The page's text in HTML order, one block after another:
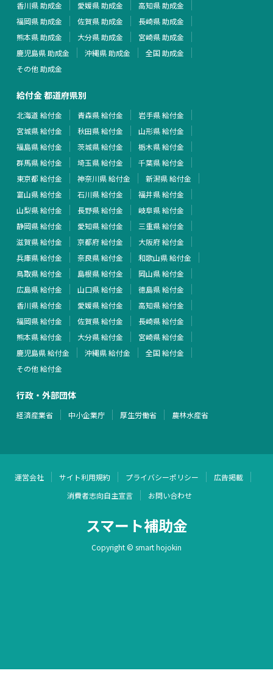
香川県 助成金
愛媛県 助成金
高知県 助成金
福岡県 助成金
佐賀県 助成金
長崎県 助成金
熊本県 助成金
大分県 助成金
宮崎県 助成金
鹿児島県 助成金
沖縄県 助成金
全国 助成金
その他 助成金
給付金 都道府県別
北海道 給付金 青森県 給付金
岩手県 給付金
宮城県 給付金
秋田県 給付金
山形県 給付金
福島県 給付金
茨城県 給付金
栃木県 給付金
群馬県 給付金
埼玉県 給付金
千葉県 給付金
東京都 給付金
神奈川県 給付金
新潟県 給付金
富山県 給付金
石川県 給付金
福井県 給付金
山梨県 給付金
長野県 給付金
岐阜県 給付金
静岡県 給付金
愛知県 給付金
三重県 給付金
滋賀県 給付金
京都府 給付金
大阪府 給付金
兵庫県 給付金
奈良県 給付金
和歌山県 給付金
鳥取県 給付金
島根県 給付金
岡山県 給付金
広島県 給付金
山口県 給付金
徳島県 給付金
香川県 給付金
愛媛県 給付金
高知県 給付金
福岡県 給付金
佐賀県 給付金
長崎県 給付金
熊本県 給付金
大分県 給付金
宮崎県 給付金
鹿児島県 給付金
沖縄県 給付金
全国 給付金
その他 給付金
行政・外部団体
経済産業省 中小企業庁 厚生労働省 農林水産省
運営会社 サイト利用規約 プライバシーポリシー
広告掲載
消費者志向自主宣言
お問い合わせ
スマート補助金
Copyright © smart hojokin